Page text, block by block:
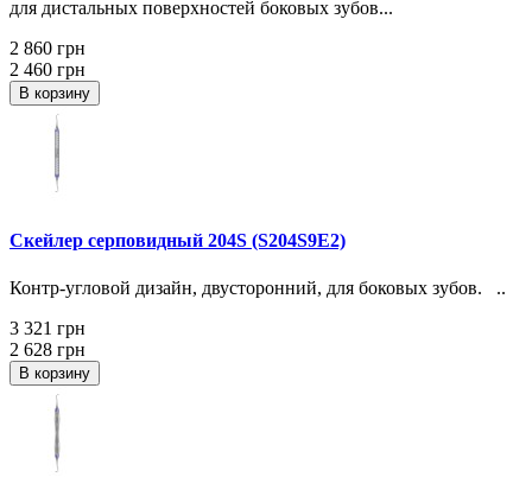
для дистальных поверхностей боковых зубов...
2 860 грн
2 460 грн
В корзину
Скейлер серповидный 204S (S204S9E2)
Контр-угловой дизайн, двусторонний, для боковых зубов. ..
3 321 грн
2 628 грн
В корзину